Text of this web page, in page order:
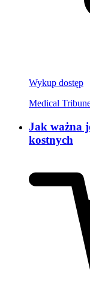
Wykup dostęp
Medical
Jak ważna
kostnych